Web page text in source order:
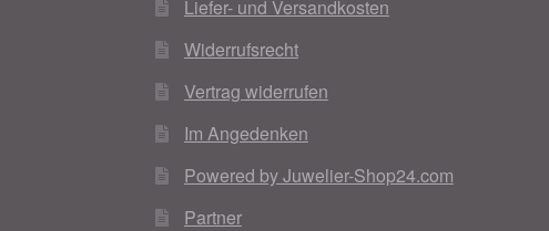
Liefer- und Versandkosten
Widerrufsrecht
Vertrag widerrufen
Im Angedenken
Powered by Juwelier-Shop24.com
Partner